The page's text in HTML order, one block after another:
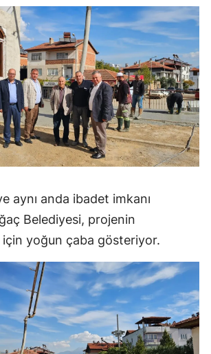
aynı anda ibadet imkanı
Belediyesi, projenin
için yoğun çaba gösteriyor.